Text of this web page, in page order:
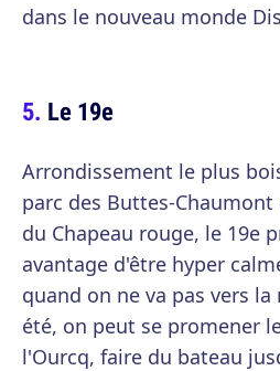
dans le nouveau monde
Le 19e
Arrondissement le plus
parc des Buttes-
du Chapeau rouge, le 19e
avantage d'être hyper
quand on ne va pas vers la
été, on peut se promener
l'Ourcq, faire du bateau